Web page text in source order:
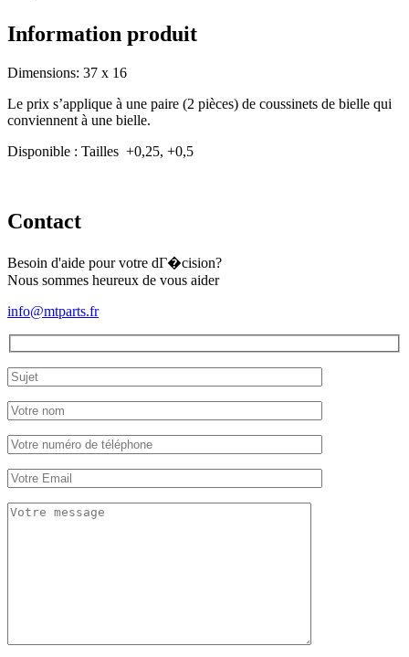
Information produit
Dimensions: 37 x 16
Le prix s’applique à une paire (2 pièces) de coussinets de bielle qui
conviennent à une bielle.
Disponible : Tailles +0,25, +0,5
Contact
Besoin d'aide pour votre dГ�cision?
Nous sommes heureux de vous aider
info@mtparts.fr